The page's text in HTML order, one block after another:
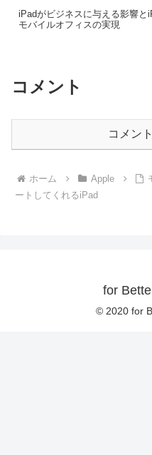
iPadがビジネスに与える影響と
モバイルオフィスの実現
コメント
コメン
ホーム Apple
ートしてくれるiPad
for
© 2020 for